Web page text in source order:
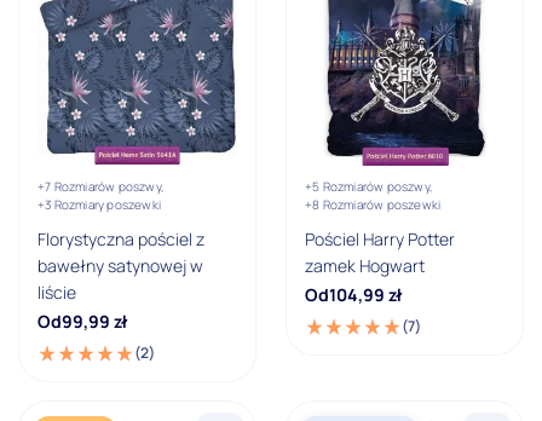
Cena minimalna PLN Cena maksymalna
Grupa wiekowa
0 - 2 lata
6 - 12 lat
12 - 15 lat
15 - 18 lat
+7 Rozmiarów poszwy,
+3 Rozmiary poszewki
Florystyczna pościel z
bawełny satynowej w
liście
Od99,99 zł
(2)
+5 Rozmiarów poszwy,
+8 Rozmiarów poszewki
Pościel Harry Potter
zamek Hogwart
Od104,99 zł
(7)